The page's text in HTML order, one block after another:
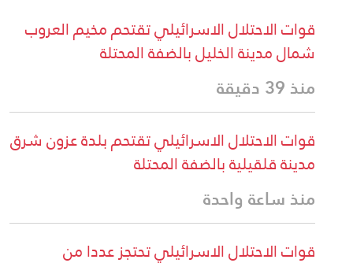
قوات الاحتلال الاسرائيلي تقتحم مخيم العروب
شمال مدينة الخليل بالضفة المحتلة
منذ 39 دقيقة
قوات الاحتلال الاسرائيلي تقتحم بلدة عزون شرق
مدينة قلقيلية بالضفة المحتلة
منذ ساعة واحدة
قوات الاحتلال الاسرائيلي تحتجز عددا من